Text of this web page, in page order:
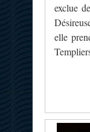
exclue
elle